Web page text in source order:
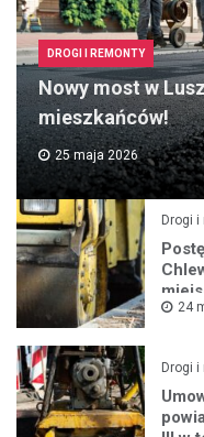
DROGI I REMONTY
Nowy most w
mieszkańców!
25 maja 2026
Drogi
24
Drogi